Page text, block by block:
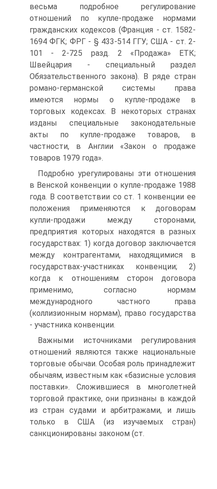
весьма подробное регулирование
отношений по купле-продаже нормами
гражданских кодексов (Франция - ст. 1582-
1694 ФГК; ФРГ - § 433-514 ГГУ; США - ст. 2-
101 - 2-725 разд. 2 «Продажа» ЕТК;
Швейцария - специальный раздел
Обязательственного закона). В ряде стран
романо-германской системы права
имеются нормы о купле-продаже в
торговых кодексах. В некоторых странах
изданы специальные законодательные
акты по купле-продаже товаров, в
частности, в Англии «Закон о продаже
товаров 1979 года».
Подробно урегулированы эти отношения
в Венской конвенции о купле-продаже 1988
года. В соответствии со ст. 1 конвенции ее
положения применяются к договорам
купли-продажи между сторонами,
предприятия которых находятся в разных
государствах: 1) когда договор заключается
между контрагентами, находящимися в
государствах-участниках конвенции; 2)
когда к отношениям сторон договора
применимо, согласно нормам
международного частного права
(коллизионным нормам), право государства
- участника конвенции.
Важными источниками регулирования
отношений являются также национальные
торговые обычаи. Особая роль принадлежит
обычаям, известным как «базисные условия
поставки». Сложившиеся в многолетней
торговой практике, они признаны в каждой
из стран судами и арбитражами, и лишь
только в США (из изучаемых стран)
санкционированы законом (ст.